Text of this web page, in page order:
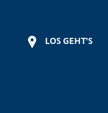
LOS GEHT'S